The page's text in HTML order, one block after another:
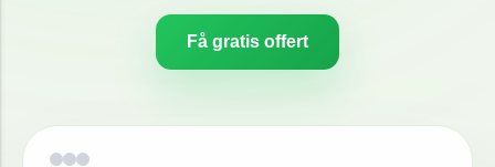
Få gratis offert